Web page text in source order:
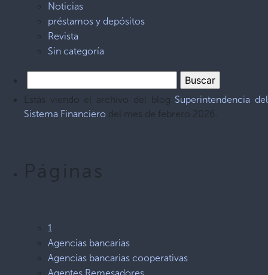
Noticias
préstamos y depósitos
Revista
Sin categoría
Estás viendo el archivo del blog Superintendencia del
Sistema Financiero del mes de febrero 2026.
Páginas
1
Agencias bancarias
Agencias bancarias cooperativas